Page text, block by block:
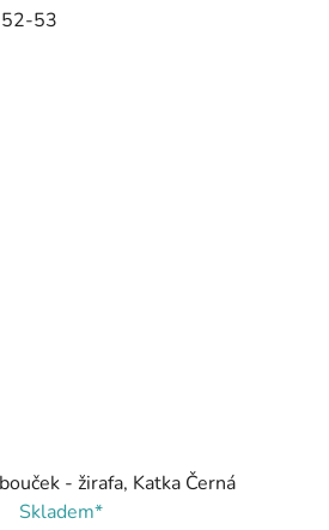
53
- žirafa, Katka Černá
Skladem*